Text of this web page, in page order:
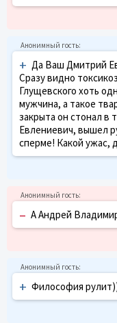
+ Да Ваш Дмитрий
Сразу видно
Глущевского хоть
мужчина, а такое
закрыта он стонал в
Евлениевич, вышел
сперме! Какой ужас,
– А Андрей
+ Философия